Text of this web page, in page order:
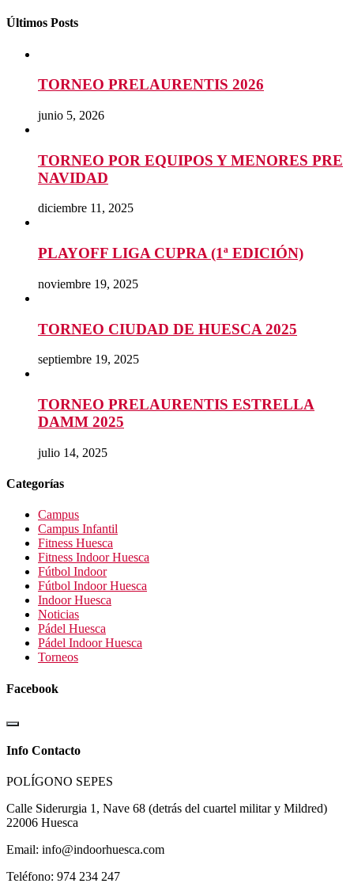
Últimos Posts
TORNEO PRELAURENTIS 2026
junio 5, 2026
TORNEO POR EQUIPOS Y MENORES PRE
NAVIDAD
diciembre 11, 2025
PLAYOFF LIGA CUPRA (1ª EDICIÓN)
noviembre 19, 2025
TORNEO CIUDAD DE HUESCA 2025
septiembre 19, 2025
TORNEO PRELAURENTIS ESTRELLA
DAMM 2025
julio 14, 2025
Categorías
Campus
Campus Infantil
Fitness Huesca
Fitness Indoor Huesca
Fútbol Indoor
Fútbol Indoor Huesca
Indoor Huesca
Noticias
Pádel Huesca
Pádel Indoor Huesca
Torneos
Facebook
Info Contacto
POLÍGONO SEPES
Calle Siderurgia 1, Nave 68 (detrás del cuartel militar y Mildred)
22006 Huesca
Email: info@indoorhuesca.com
Teléfono: 974 234 247